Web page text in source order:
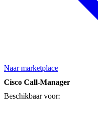
Naar marketplace
Cisco Call-Manager
Beschikbaar voor: